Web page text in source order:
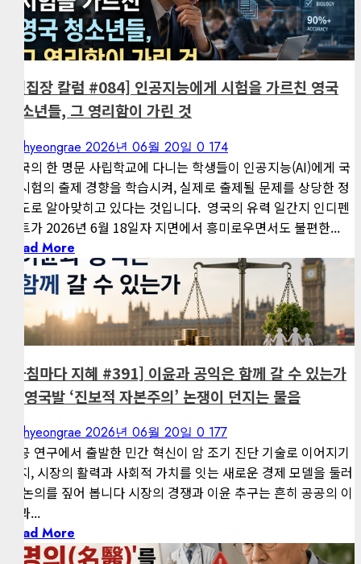
게재된 글
편집장 칼럼
[편집장 칼럼 #084] 인공지능에게 시험을 가르친 영국
청소년들, 그 영리함이 가린 것
kimhyeongrae 2026년 06월 20일 0 174
영국의 한 명문 사립학교에 다니는 학생들이 인공지능(AI)에게 국
가시험의 출제 경향을 학습시켜, 실제로 출제될 문제를 상당한 정
확도로 알아맞히고 있다는 것입니다. 영국의 유력 일간지 인디펜
던트가 2026년 6월 18일자 지면에서 흥미로우면서도 불편한...
Read More
1 minute read
아침마다 지혜
[아침마다 지혜 #391] 이윤과 공익은 함께 갈 수 있는가
— 영국발 ‘진보적 자본주의’ 논쟁이 던지는 물음
kimhyeongrae 2026년 06월 20일 0 177
공공 연구에서 출발한 민간 혁신이 암 조기 진단 기술로 이어지기
까지, 시장의 활력과 사회적 가치를 잇는 새로운 경제 모델을 둘러
싼 논의를 짚어 봅니다 시장의 경쟁과 이윤 추구는 흔히 공공의 이
익과...
Read More
1 minute read